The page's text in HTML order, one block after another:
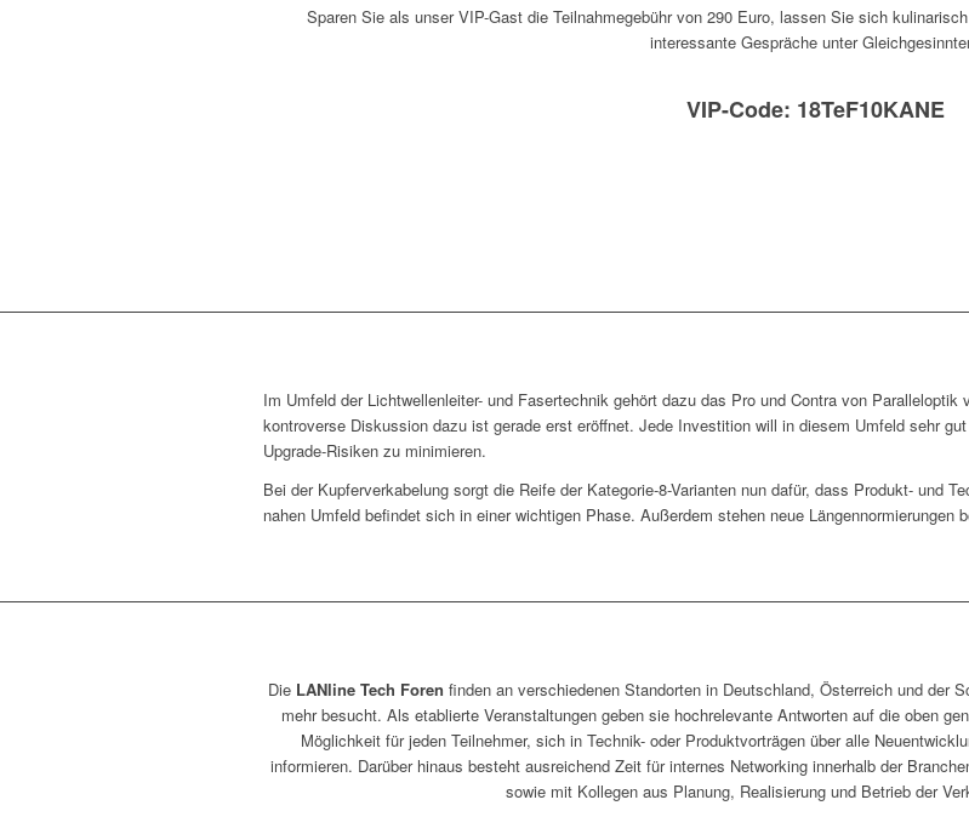
Sparen Sie als unser VIP-Gast die Teilnahmegebühr von 290 Euro, lassen Sie sich
interessante Gespräche unter
VIP-Code: 18TeF10KANE
Im Umfeld der Lichtwellenleiter- und Fasertechnik gehört dazu das Pro und Contra von
kontroverse Diskussion dazu ist gerade erst eröffnet. Jede Investition will in diesem Umfeld sehr
Upgrade-Risiken zu minimieren.
Bei der Kupferverkabelung sorgt die Reife der Kategorie-8-Varianten nun dafür, dass Produkt- und
nahen Umfeld befindet sich in einer wichtigen Phase. Außerdem stehen neue Längennormierungen
DieLANline Tech Foren finden an verschiedenen Standorten in Deutschland, Österreich und der
mehr besucht. Als etablierte Veranstaltungen geben sie hochrelevante Antworten auf die oben
Möglichkeit für jeden Teilnehmer, sich in Technik- oder Produktvorträgen über alle
informieren. Darüber hinaus besteht ausreichend Zeit für internes Networking innerhalb der
sowie mit Kollegen aus Planung, Realisierung und Betrieb der